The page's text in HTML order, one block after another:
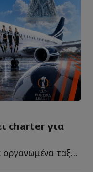
charter για
Η κρητική ΠΑΕ ανακοίνωσε οργανωμένα ταξιδιωτικά πακέτα μ...